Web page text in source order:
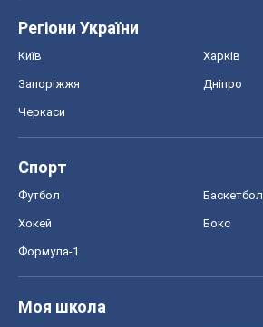
Регіони України
Київ Харків
Запоріжжя Дніпро
Черкаси
Спорт
Футбол Баскетбол
Хокей Бокс
Формула-1
Моя школа